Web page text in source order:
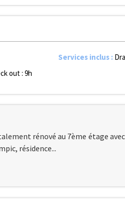
Services inclus :
out : 9h
rénové au 7ème étage avec
résidence...